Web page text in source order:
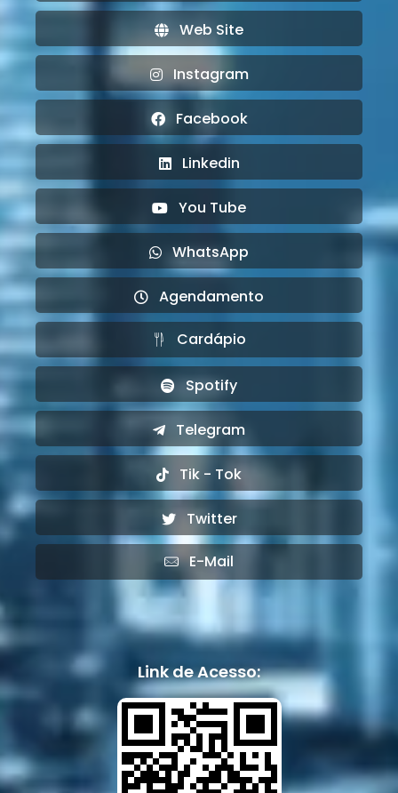
Web Site
Instagram
Facebook
Linkedin
You Tube
WhatsApp
Agendamento
Cardápio
Spotify
Telegram
Tik - Tok
Twitter
E-Mail
Link de Acesso: